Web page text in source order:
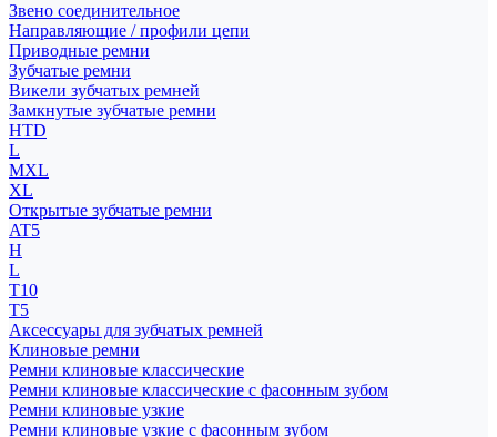
Звено соединительное
Направляющие / профили цепи
Приводные ремни
Зубчатые ремни
Викели зубчатых ремней
Замкнутые зубчатые ремни
HTD
L
MXL
XL
Открытые зубчатые ремни
AT5
H
L
T10
T5
Аксессуары для зубчатых ремней
Клиновые ремни
Ремни клиновые классические
Ремни клиновые классические с фасонным зубом
Ремни клиновые узкие
Ремни клиновые узкие с фасонным зубом